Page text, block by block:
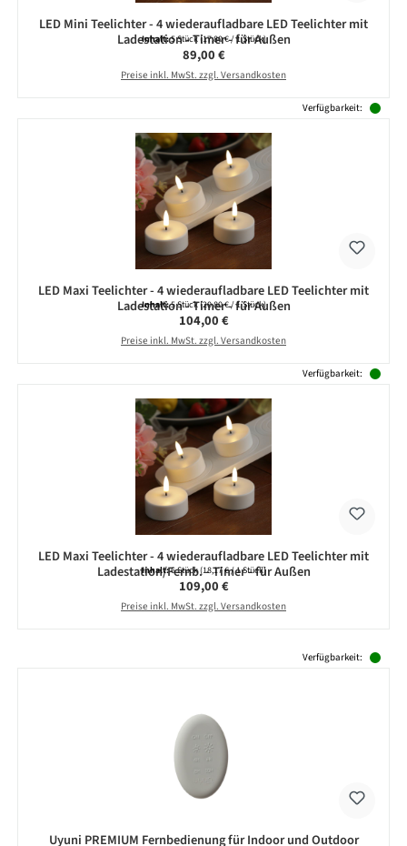
LED Mini Teelichter - 4 wiederaufladbare LED Teelichter mit
Ladestation - Timer - für Außen
Inhalt:5 Stück(17,80 € / 1 Stück)
Regulärer Preis:
89,00 €
Preise inkl. MwSt. zzgl. Versandkosten
Verfügbarkeit:
LED Maxi Teelichter - 4 wiederaufladbare LED Teelichter mit
Ladestation - Timer - für Außen
Inhalt:5 Stück(20,80 € / 1 Stück)
Regulärer Preis:
104,00 €
Preise inkl. MwSt. zzgl. Versandkosten
Verfügbarkeit:
LED Maxi Teelichter - 4 wiederaufladbare LED Teelichter mit
Ladestation/Fernb. - Timer - für Außen
Inhalt:6 Stück(18,17 € / 1 Stück)
Regulärer Preis:
109,00 €
Preise inkl. MwSt. zzgl. Versandkosten
Verfügbarkeit:
Uyuni PREMIUM Fernbedienung für Indoor und Outdoor